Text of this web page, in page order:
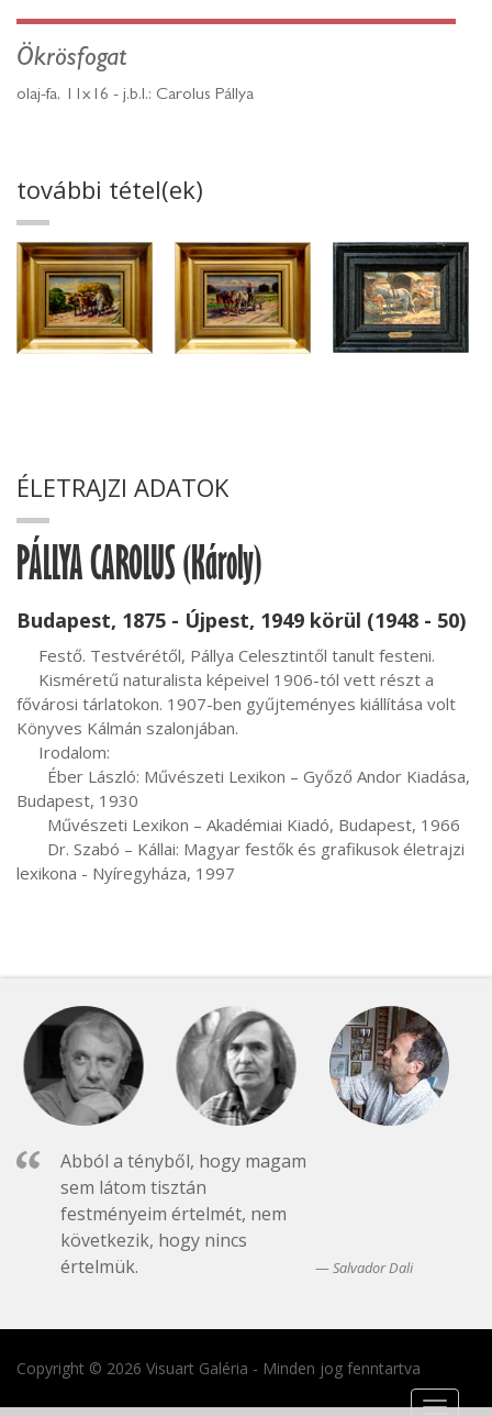
Ökrösfogat
olaj-fa, 11x16 - j.b.l.: Carolus Pállya
további tétel(ek)
ÉLETRAJZI ADATOK
PÁLLYA CAROLUS (Károly)
Budapest, 1875 - Újpest, 1949 körül (1948 - 50)
fővárosi tárlatokon. 1907-ben gyűjteményes kiállítása volt
Könyves Kálmán szalonjában.
Budapest, 1930
lexikona - Nyíregyháza, 1997
Abból a tényből, hogy magam
sem látom tisztán
festményeim értelmét, nem
következik, hogy nincs
értelmük.
Salvador Dali
Copyright © 2026 Visuart Galéria - Minden jog fenntartva
Toggle